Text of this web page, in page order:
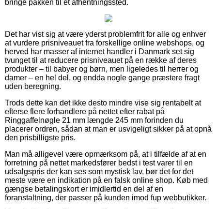
bringe pakken til et afhentningssted.
Det har vist sig at være yderst problemfrit for alle og enhver
at vurdere prisniveauet fra forskellige online webshops, og
herved har masser af internet handler i Danmark set sig
tvunget til at reducere prisniveauet på en række af deres
produkter – til babyer og børn, men ligeledes til herrer og
damer – en hel del, og endda nogle gange præstere fragt
uden beregning.
Trods dette kan det ikke desto mindre vise sig rentabelt at
efterse flere forhandlere på nettet efter rabat på
Ringgaffelnøgle 21 mm længde 245 mm forinden du
placerer ordren, sådan at man er usvigeligt sikker på at opnå
den prisbilligste pris.
Man må alligevel være opmærksom på, at i tilfælde af at en
forretning på nettet markedsfører bedst i test varer til en
udsalgspris der kan ses som mystisk lav, bør det for det
meste være en indikation på en falsk online shop. Køb med
gængse betalingskort er imidlertid en del af en
foranstaltning, der passer på kunden imod fup webbutikker.